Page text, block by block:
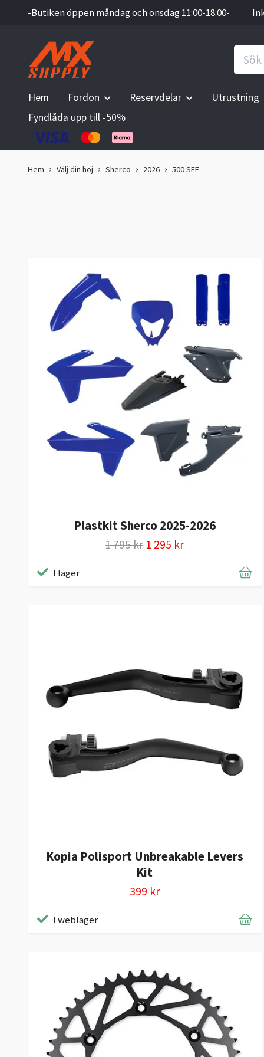
-Butiken öppen måndag och onsdag 11:00-18:00-
Hem Fordon Reservdelar
Utrustning
Fyndlåda upp till -50%
Hem Välj din hoj Sherco 2026 500 SEF
Plastkit Sherco 2025-2026
1 795 kr 1 295 kr
I lager
Kopia Polisport Unbreakable Levers
Kit
399 kr
I weblager